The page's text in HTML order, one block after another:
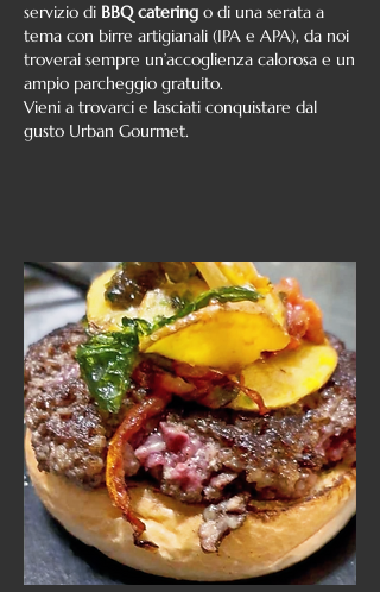
servizio di BBQ catering o di una serata a
tema con birre artigianali (IPA e APA), da noi
troverai sempre un’accoglienza calorosa e un
ampio parcheggio gratuito.
​Vieni a trovarci e lasciati conquistare dal
gusto Urban Gourmet.